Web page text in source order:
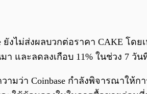
ยังไม่ส่งผลบวกต่อราคา CAKE โ
และลดลงเกือบ 11% ในช่วง 7 วัน
มว่า Coinbase กำลังพิจารณาใ